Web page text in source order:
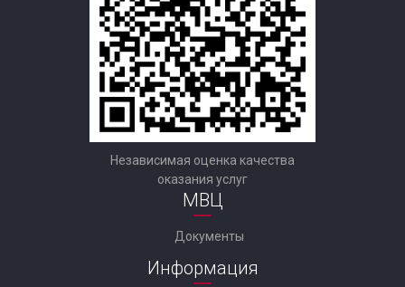
Независимая оценка качества
оказания услуг
МВЦ
Документы
Информация